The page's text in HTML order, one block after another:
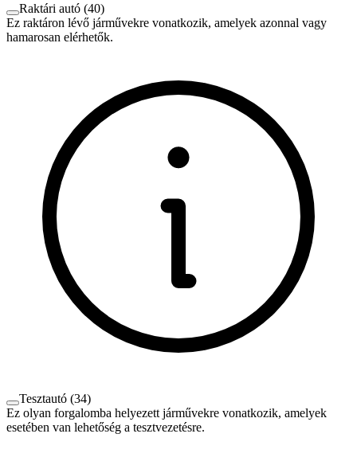
Raktári autó (40)
Ez raktáron lévő járművekre vonatkozik, amelyek azonnal vagy
hamarosan elérhetők.
Tesztautó (34)
Ez olyan forgalomba helyezett járművekre vonatkozik, amelyek
esetében van lehetőség a tesztvezetésre.